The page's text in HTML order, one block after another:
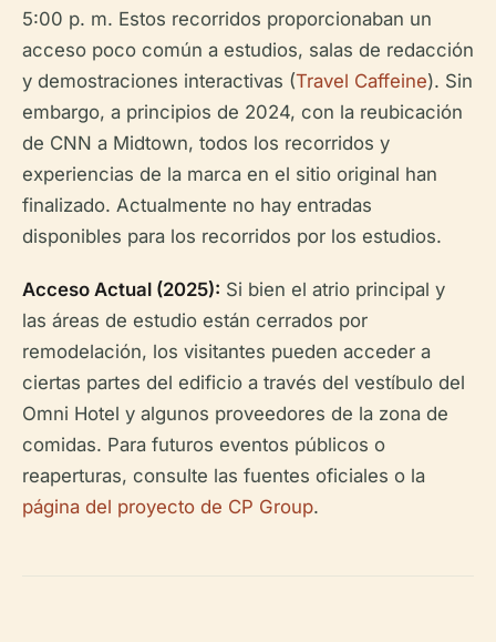
5:00 p. m. Estos recorridos proporcionaban un
acceso poco común a estudios, salas de redacción
y demostraciones interactivas (Travel Caffeine). Sin
embargo, a principios de 2024, con la reubicación
de CNN a Midtown, todos los recorridos y
experiencias de la marca en el sitio original han
finalizado. Actualmente no hay entradas
disponibles para los recorridos por los estudios.
Acceso Actual (2025): Si bien el atrio principal y
las áreas de estudio están cerrados por
remodelación, los visitantes pueden acceder a
ciertas partes del edificio a través del vestíbulo del
Omni Hotel y algunos proveedores de la zona de
comidas. Para futuros eventos públicos o
reaperturas, consulte las fuentes oficiales o la
página del proyecto de CP Group.